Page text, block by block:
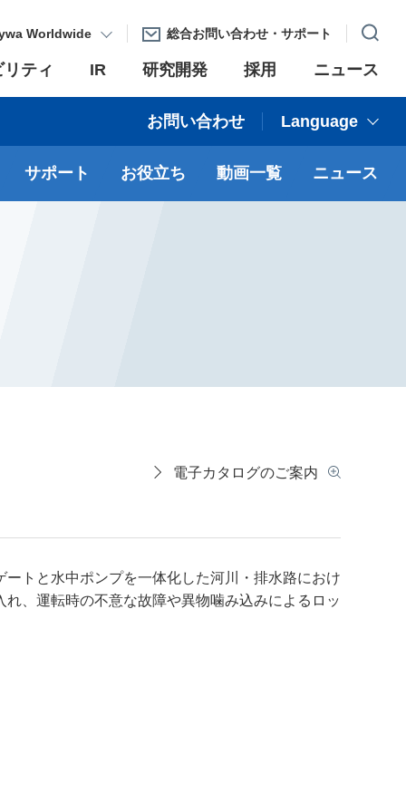
ティ IR 研究開発 採用 ニュース
Worldwide 総合お問い合わせ・サポート
お問い合わせ Language
サポート お役立ち 動画一覧 ニュース
電子カタログのご案内
トと水中ポンプを一体化した河川・排水路におけ
、運転時の不意な故障や異物噛み込みによるロッ